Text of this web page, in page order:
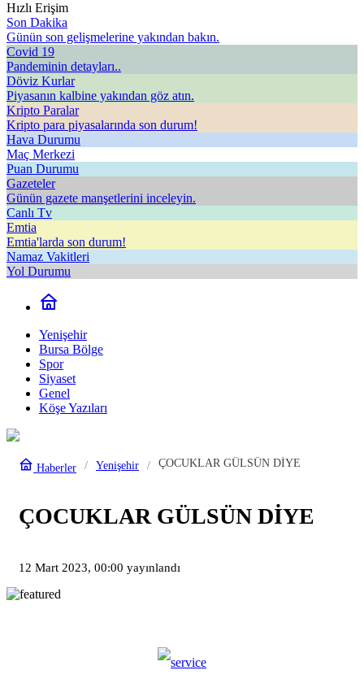
Hızlı Erişim
Son Dakika
Günün son gelişmelerine yakından bakın.
Covid 19
Pandeminin detayları..
Döviz Kurlar
Piyasanın kalbine yakından göz atın.
Kripto Paralar
Kripto para piyasalarında son durum!
Hava Durumu
Maç Merkezi
Puan Durumu
Gazeteler
Günün gazete manşetlerini inceleyin.
Canlı Tv
Emtia
Emtia'larda son durum!
Namaz Vakitleri
Yol Durumu
Yenişehir
Bursa Bölge
Spor
Siyaset
Genel
Köşe Yazıları
Haberler Yenişehir ÇOCUKLAR GÜLSÜN DİYE
ÇOCUKLAR GÜLSÜN DİYE
12 Mart 2023, 00:00 yayınlandı